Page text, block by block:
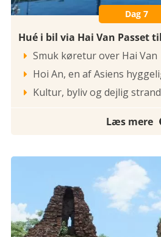
Dag 7
Hué i bil via Hai Van Passet
 Smuk køretur over Hai Van
 Hoi An, en af Asiens
 Kultur, byliv og dejlig strand
Læs mere